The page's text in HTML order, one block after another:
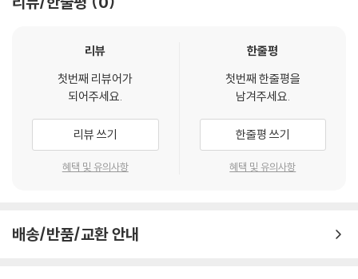
리뷰
첫번째 리뷰어가
되어주세요.
리뷰 쓰기
혜택 및 유의사항
한줄평
첫번째 한줄평을
남겨주세요.
한줄평 쓰기
혜택 및 유의사항
배송/반품/교환 안내